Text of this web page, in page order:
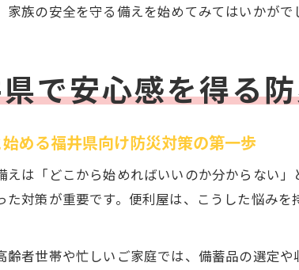
家族の安全を守る備えを始めてみてはいかがで
で安心感を得る
める福井県向け防災対策の第一歩
えは「どこから始めればいいのか分からない
た対策が重要です。便利屋は、こうした悩み
齢者世帯や忙しいご家庭では、備蓄品の選定